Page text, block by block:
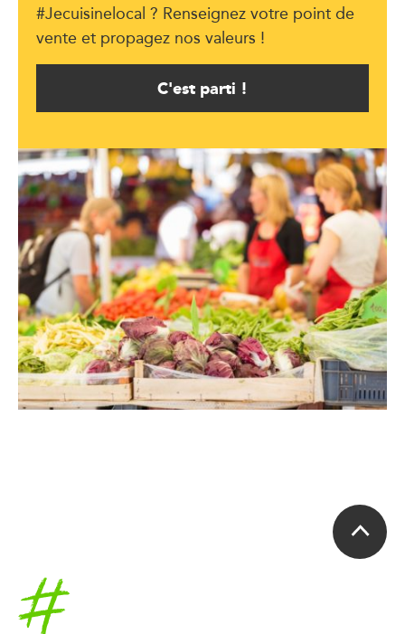
#Jecuisinelocal ? Renseignez votre point de
vente et propagez nos valeurs !
C'est parti !
Accueil